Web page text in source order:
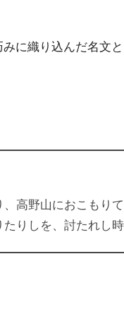
に織り込んだ名文と
高野山におこもり
りしを、討たれし時